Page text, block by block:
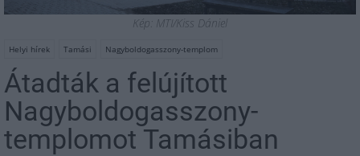
Kép: MTI/Kiss Dániel
Helyi hírek Tamási Nagyboldogasszony-templom
Átadták a felújított
Nagyboldogasszony-
templomot Tamásiban